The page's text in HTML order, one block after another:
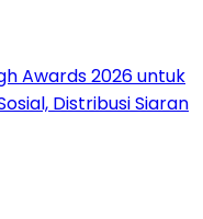
Awards 2026 untuk
Distribusi Siaran